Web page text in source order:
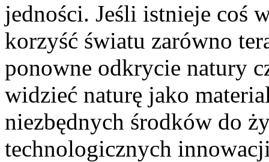
jedności. Jeśli istnieje coś
korzyść światu zarówno
ponowne odkrycie natury
widzieć naturę jako
niezbędnych środków do
technologicznych